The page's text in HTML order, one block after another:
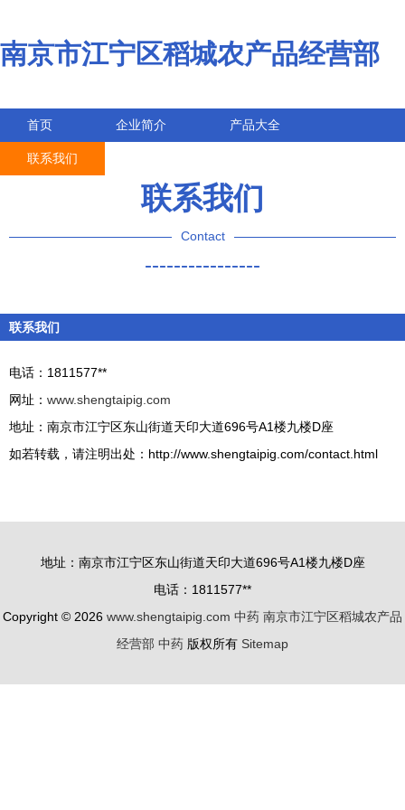
南京市江宁区稻城农产品经营部
首页 企业简介 产品大全
联系我们
联系我们
Contact
----------------
联系我们
电话：1811577**
网址： www.shengtaipig.com
地址：南京市江宁区东山街道天印大道696号A1楼九楼D座
如若转载，请注明出处：http://www.shengtaipig.com/contact.html
地址：南京市江宁区东山街道天印大道696号A1楼九楼D座
电话：1811577**
Copyright © 2026 www.shengtaipig.com 中药 南京市江宁区稻城农产品
经营部 中药 版权所有 Sitemap